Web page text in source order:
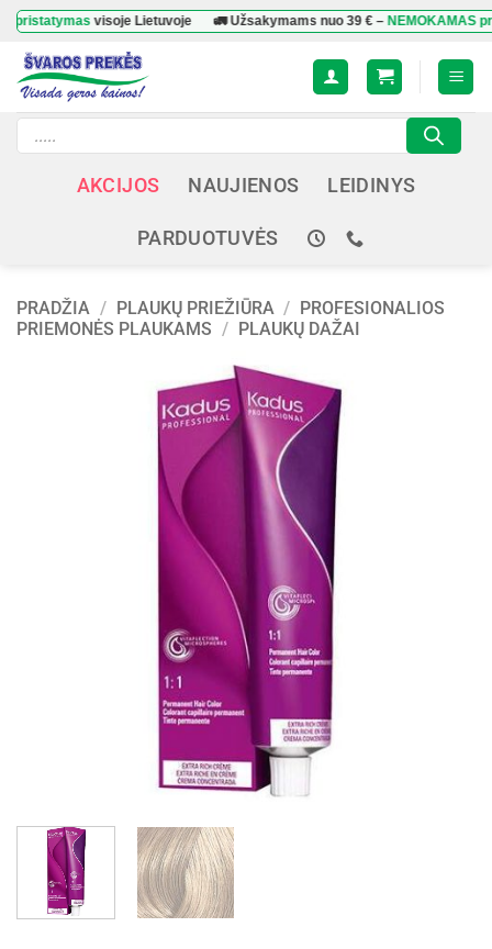
Skip
content
visoje Lietuvoje 🚛 Užsakymams nuo39 €–NEMOKAMAS
Products
search
AKCIJOS NAUJIENOS LEIDINYS
PARDUOTUVĖS
PRADŽIA / PLAUKŲ PRIEŽIŪRA / PROFESIONALIOS
PRIEMONĖS PLAUKAMS / PLAUKŲ DAŽAI